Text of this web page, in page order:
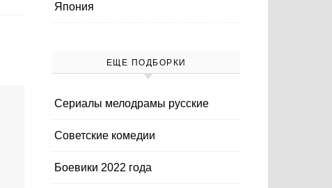
Япония
ЕЩЕ ПОДБОРКИ
Cериалы мелодрамы русские
Cоветские комедии
Боевики 2022 года